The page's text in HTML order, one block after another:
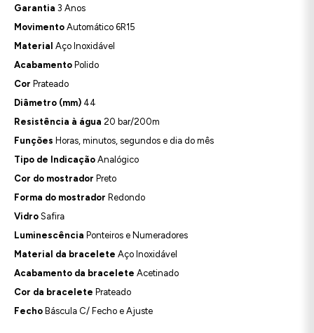
Garantia 3 Anos
Movimento Automático 6R15
Material Aço Inoxidável
Acabamento Polido
Cor Prateado
Diâmetro (mm) 44
Resistência à água 20 bar/200m
Funções Horas, minutos, segundos e dia do mês
Tipo de Indicação Analógico
Cor do mostrador Preto
Forma do mostrador Redondo
Vidro Safira
Luminescência Ponteiros e Numeradores
Material da bracelete Aço Inoxidável
Acabamento da bracelete Acetinado
Cor da bracelete Prateado
Fecho Báscula C/ Fecho e Ajuste